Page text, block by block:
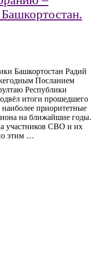
Башкортостан Радий
Посланием
Республики
итоги прошедшего
наиболее приоритетные
на ближайшие годы.
участников СВО и их
этим …